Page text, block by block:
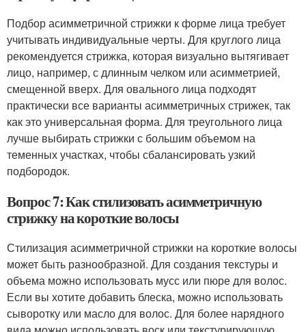
Подбор асимметричной стрижки к форме лица требует
учитывать индивидуальные черты. Для круглого лица
рекомендуется стрижка, которая визуально вытягивает
лицо, например, с длинным челком или асимметрией,
смещенной вверх. Для овального лица подходят
практически все варианты асимметричных стрижек, так
как это универсальная форма. Для треугольного лица
лучше выбирать стрижки с большим объемом на
теменных участках, чтобы сбалансировать узкий
подбородок.
Вопрос 7: Как стилизовать асимметричную
стрижку на короткие волосы
Стилизация асимметричной стрижки на короткие волосы
может быть разнообразной. Для создания текстуры и
объема можно использовать мусс или пюре для волос.
Если вы хотите добавить блеска, можно использовать
сыворотку или масло для волос. Для более нарядного